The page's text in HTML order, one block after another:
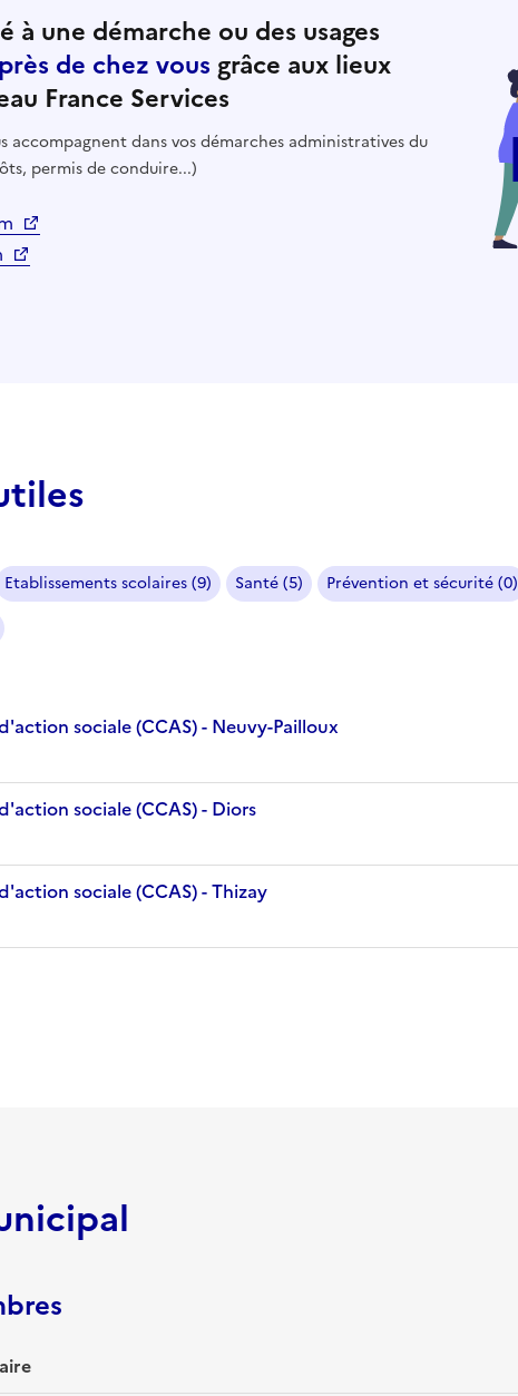
une démarche ou des usages
de chez vous grâce aux lieux
France Services
accompagnent dans vos démarches administratives du
permis de conduire...)
Etablissements scolaires (9) Santé (5) Prévention et sécurité (0)
sociale (CCAS) - Neuvy-Pailloux
sociale (CCAS) - Diors
sociale (CCAS) - Thizay